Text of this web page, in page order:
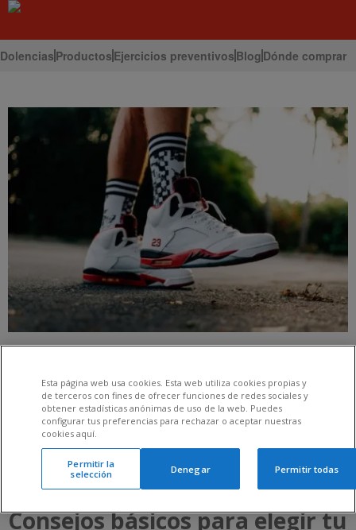
Dolencias Productos Ejercicios preventivos Blog Dónde comprar
Inicio Blog Importancia de elegir un buen calzado deportivo
Importancia de elegir
un buen calzado
deportivo
22 enero 2020
Consejos básicos para elegir tu
Esta página web usa cookies. Esta web utiliza cookies propias y
de terceros con fines de ofrecer funciones de redes sociales y
obtener estadísticas anónimas de uso de la web. Puedes
configurar tus preferencias para rechazar o aceptar nuestras
cookies aquí.
Permitir la
selección
Denegar Permitir todas